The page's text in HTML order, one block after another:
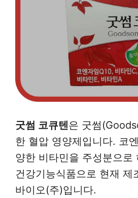
굿썸 코큐텐은 굿썸
한 혈압 영양제입니다. 코
양한 비타민을 주성분으로
건강기능식품으로 현재 제
바이오(주)입니다.